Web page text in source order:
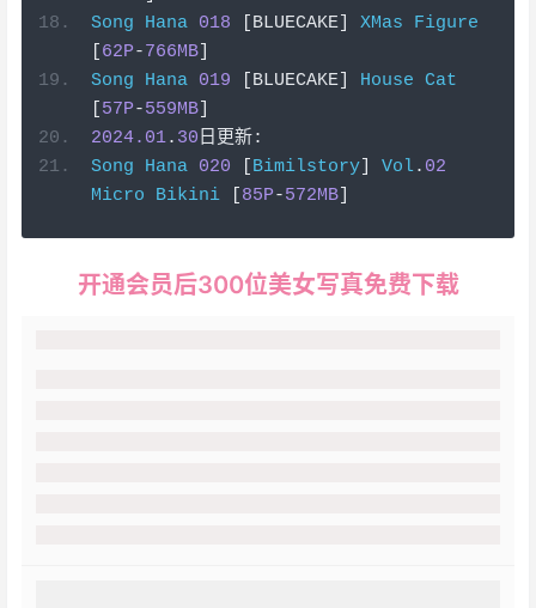
Song
Hana 018 BLUECAKE] XMas
Figure
62P-766MB]
Song
Hana 019 BLUECAKE] House Cat
57P-559MB]
2024.01. 30 日更新:
Song
Hana 020 Bimilstory] Vol. 02
Micro
Bikini 85P-572MB]
开通会员后300位美女写真免费下载